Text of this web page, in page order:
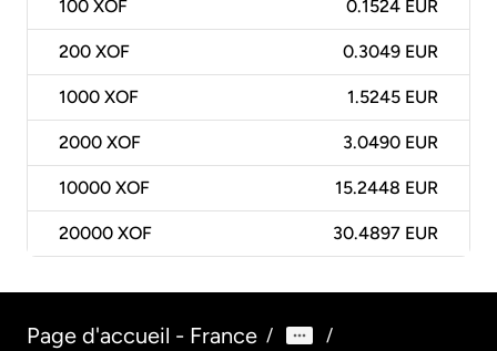
100 XOF 0.1524 EUR
200 XOF 0.3049 EUR
1000 XOF 1.5245 EUR
2000 XOF 3.0490 EUR
10000 XOF 15.2448 EUR
20000 XOF 30.4897 EUR
Page d'accueil - France / /